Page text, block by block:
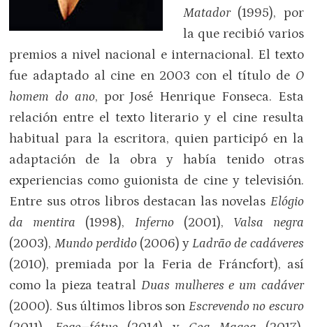
Matador(1995), por
la que recibió varios
premios a nivel nacional e internacional. El texto
fue adaptado al cine en 2003 con el título de O
homem do ano, por José Henrique Fonseca. Esta
relación entre el texto literario y el cine resulta
habitual para la escritora, quien participó en la
adaptación de la obra y había tenido otras
experiencias como guionista de cine y televisión.
Entre sus otros libros destacan las novelas Elógio
da mentira (1998), Inferno (2001), Valsa negra
(2003), Mundo perdido(2006) yLadrão de cadáveres
(2010), premiada por la Feria de Fráncfort), así
como la pieza teatral Duas mulheres e um cadáver
(2000). Sus últimos libros son Escrevendo no escuro